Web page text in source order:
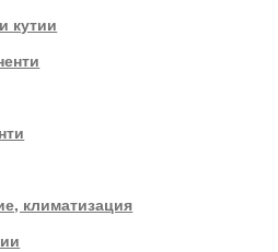
кутии
климатизация